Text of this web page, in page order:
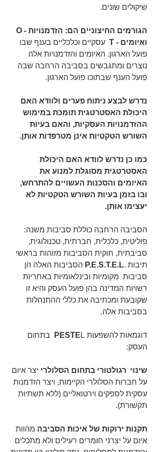
שיקולים שונים.
ואיומים - T
  עסקיים וכלכליים בענף שבו
פועל הארגון. האיומים והזדמנויות אלה
נוצרים ומתגבשים בסביבה הרחבה שבה
פועל הענף שבתוכו פועל הארגון.
נדרש לבצע ניתוח פערים ולוודא האם
היכולת האסטרטגית תומכת במימוש
ההזדמנויות העסקיות, והאם בעיות
השורש הטקטיות אינן מטרפדות אותן.
כמו כן נדרש לוודא האם היכולת
האסטרטגית מסוגלת למנוע את
האיומים והסכנות העשויים להתרחש,
ובו בזמן בעיות השורש הטקטיות לא
יעצימו אותן.
הסביבה הרחבה כוללת סביבות משנה:
פוליטית, כלכלית, חברתית, טכנולוגית,
סביבתית, חוקית הסביבות מזוהות בראשי
תיבות .P.E.S.T.E.L הסביבות האלה הן
סביבות  מקומיות ובינלאומיות באחריות
רשויות המדינה בהן פועל העסק והיא זו
שקובעת ומכתיבה את כללי ההתנהלות
בסביבות אלה.
דוגמאות להשפעות PESTE
L  בתחום
העסק:
שינוי  רגולטורי בתחום הסלולרי יצר איום
על חברות הסלולרי הקיימות, ויצר הזדמנות
עסקית לספקים וירטואליים (ללא תשתיות
תקשורת).
תקנות ירוקות של איכות הסביבה מהוות
איום על יצרני חומרים רעילים ולא מתכלים